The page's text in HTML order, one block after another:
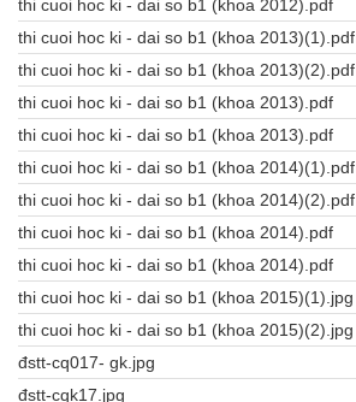
thi cuoi hoc ki - dai so b1 (khoa 2012).pdf
thi cuoi hoc ki - dai so b1 (khoa 2013)(1).pdf
thi cuoi hoc ki - dai so b1 (khoa 2013)(2).pdf
thi cuoi hoc ki - dai so b1 (khoa 2013).pdf
thi cuoi hoc ki - dai so b1 (khoa 2013).pdf
thi cuoi hoc ki - dai so b1 (khoa 2014)(1).pdf
thi cuoi hoc ki - dai so b1 (khoa 2014)(2).pdf
thi cuoi hoc ki - dai so b1 (khoa 2014).pdf
thi cuoi hoc ki - dai so b1 (khoa 2014).pdf
thi cuoi hoc ki - dai so b1 (khoa 2015)(1).jpg
thi cuoi hoc ki - dai so b1 (khoa 2015)(2).jpg
đstt-cq017- gk.jpg
đstt-cqk17.jpg